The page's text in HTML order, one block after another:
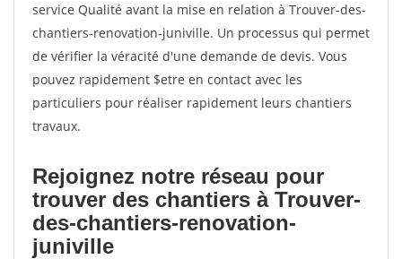
service Qualité avant la mise en relation à Trouver-des-
chantiers-renovation-juniville. Un processus qui permet
de vérifier la véracité d'une demande de devis. Vous
pouvez rapidement $etre en contact avec les
particuliers pour réaliser rapidement leurs chantiers
travaux.
Rejoignez notre réseau pour
trouver des chantiers à Trouver-
des-chantiers-renovation-
juniville